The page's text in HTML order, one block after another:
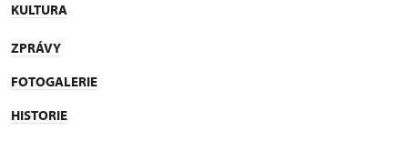
KULTURA
ZPRÁVY
FOTOGALERIE
HISTORIE